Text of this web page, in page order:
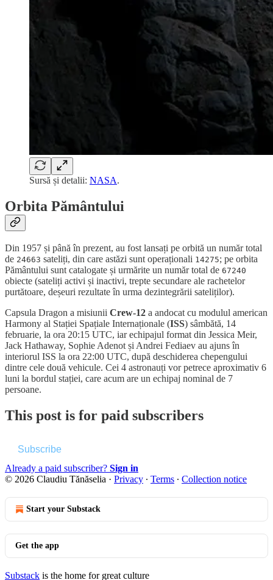
Sursă și detalii: NASA.
Orbita Pământului
Din 1957 și până în prezent, au fost lansați pe orbită un număr total
de 24663 sateliți, din care astăzi sunt operaționali 14275; pe orbita
Pământului sunt catalogate și urmărite un număr total de 67240
obiecte (sateliți activi și inactivi, trepte secundare ale rachetelor
purtătoare, deșeuri rezultate în urma dezintegrării sateliților).
Capsula Dragon a misiunii Crew-12 a andocat cu modulul american
Harmony al Stației Spațiale Internaționale (ISS) sâmbătă, 14
februarie, la ora 20:15 UTC, iar echipajul format din Jessica Meir,
Jack Hathaway, Sophie Adenot și Andrei Fediaev au ajuns în
interiorul ISS la ora 22:00 UTC, după deschiderea chepengului
dintre cele două vehicule. Cei 4 astronauți vor petrece aproximativ 6
luni la bordul stației, care acum are un echipaj nominal de 7
persoane.
This post is for paid subscribers
Subscribe
Already a paid subscriber? Sign in
© 2026 Claudiu Tănăselia · Privacy ∙ Terms ∙ Collection notice
Start your Substack
Get the app
Substack is the home for great culture